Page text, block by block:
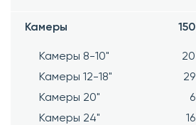
Камеры 150
Камеры 8-10"
20
Камеры 12-18"
29
Камеры 20"
6
Камеры 24"
16